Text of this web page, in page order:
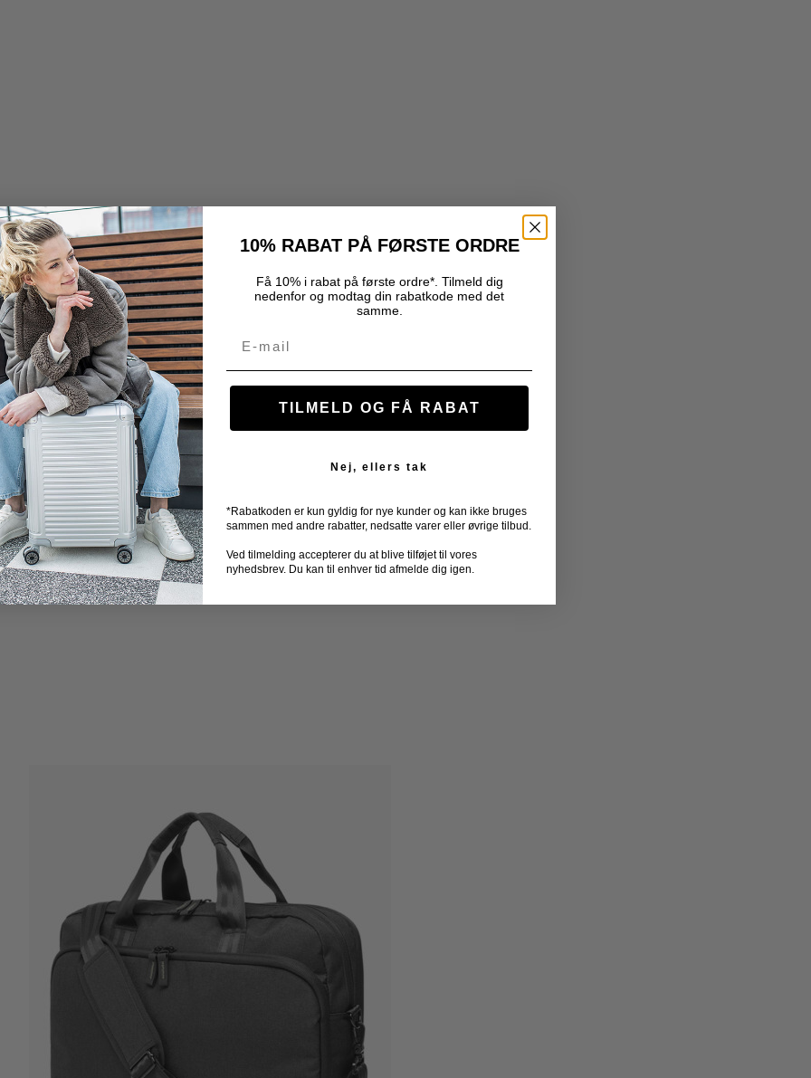
10% RABAT PÅ FØRSTE ORDRE
Få 10% i rabat på første ordre*. Tilmeld dig
nedenfor og modtag din rabatkode med det
samme.
Email
TILMELD OG FÅ RABAT
Nej, ellers tak
*Rabatkoden er kun gyldig for nye kunder og kan ikke bruges
sammen med andre rabatter, nedsatte varer eller øvrige tilbud.
Ved tilmelding accepterer du at blive tilføjet til vores
nyhedsbrev. Du kan til enhver tid afmelde dig igen.